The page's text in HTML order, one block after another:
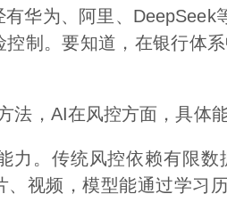
华为、阿里、
制。要知道，在银行体
，AI在风控方面，具体能
。传统风控依赖有限数
、视频，模型能通过学